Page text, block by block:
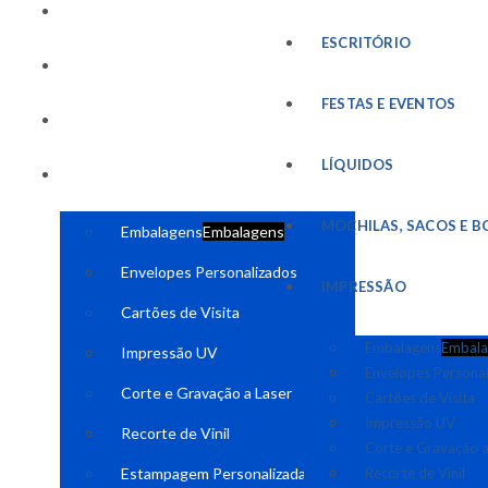
EmbalagensEmbalagens
Envelopes Personalizados
Cartões de Visita
Impressão UV
Corte e Gravação a Laser
Recorte de Vinil
Estampagem Personalizada
ESCRITÓRIO
FESTAS E EVENTOS
LÍQUIDOS
MOCHILAS, SACOS E
IMPRESSÃO
Embalagens
Envelopes
Cartões de Visita
Impressão UV
Corte e Gravação
Recorte de Vinil